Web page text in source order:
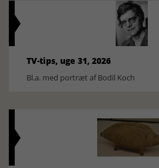
TV-tips, uge 31, 2026
Bl.a. med portræt af Bodil Koch